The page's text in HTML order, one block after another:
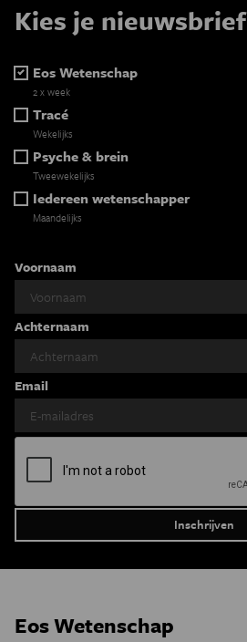
Kies je nieuwsbrief
Eos Wetenschap
2 x week
Tracé
Wekelijks
Psyche & brein
Tweewekelijks
Iedereen wetenschapper
Maandelijks
Voornaam
Achternaam
Email
Eos Wetenschap